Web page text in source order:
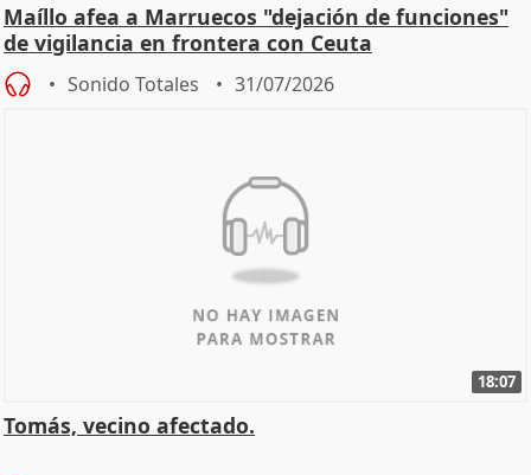
Maíllo afea a Marruecos "dejación de funciones"
de vigilancia en frontera con Ceuta
Sonido Totales 31/07/2026
18:07
Tomás, vecino afectado.